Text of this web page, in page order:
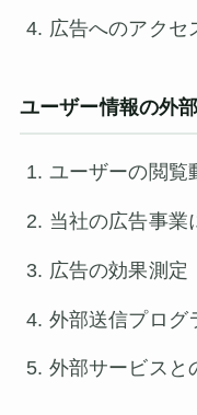
広告へのアクセ
ユーザー情報の外
ユーザーの閲覧
当社の広告事業
広告の効果測定
外部送信プログ
外部サービスと